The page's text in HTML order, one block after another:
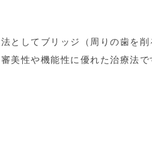
としてブリッジ（周りの歯を削
美性や機能性に優れた治療法で